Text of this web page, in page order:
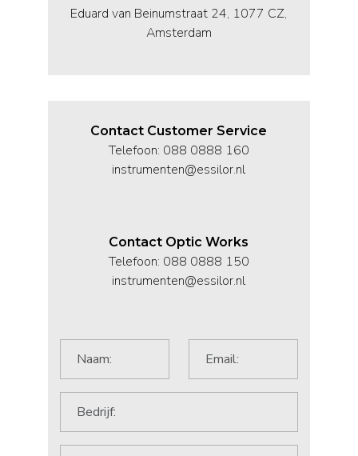
Eduard van Beinumstraat 24, 1077 CZ,
Amsterdam
Contact Customer Service
Telefoon: 088 0888 160
instrumenten@essilor.nl
Contact Optic Works
Telefoon: 088 0888 150
instrumenten@essilor.nl